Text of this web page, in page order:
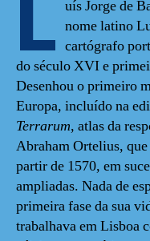
L uís Jorge de
nome latino
cartógrafo
do século XVI e
Desenhou o primeiro
Europa, incluído na
Terrarum, atlas da
Abraham Ortelius,
partir de 1570, em
ampliadas. Nada de
primeira fase da sua
trabalhava em Lisboa